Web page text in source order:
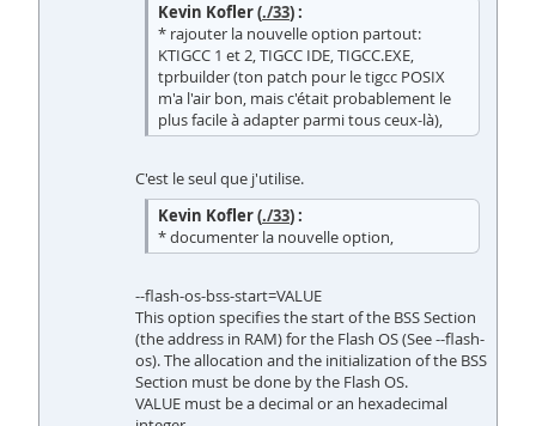
Kevin Kofler (./33) :
* rajouter la nouvelle option partout:
KTIGCC 1 et 2, TIGCC IDE, TIGCC.EXE,
tprbuilder (ton patch pour le tigcc POSIX
m'a l'air bon, mais c'était probablement le
plus facile à adapter parmi tous ceux-là),
C'est le seul que j'utilise.
Kevin Kofler (./33) :
* documenter la nouvelle option,
--flash-os-bss-start=VALUE
This option specifies the start of the BSS Section
(the address in RAM) for the Flash OS (See --flash-
os). The allocation and the initialization of the BSS
Section must be done by the Flash OS.
VALUE must be a decimal or an hexadecimal